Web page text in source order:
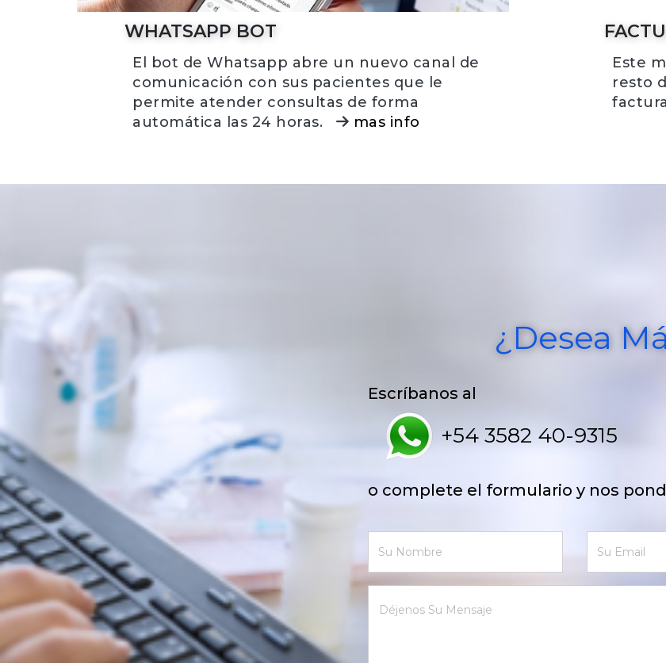
WHATSAPP BOT
El bot de Whatsapp abre un nuevo canal de
comunicación con sus pacientes que le
permite atender consultas de forma
automática las 24 horas.
mas info
Este
resto
¿Desea
Escríbanos al
+54 3582 40-9315
o complete el formulario y nos